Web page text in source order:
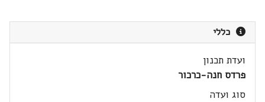
כללי
ועדת תכנון
פרדס חנה-כרכור
סוג ועדה